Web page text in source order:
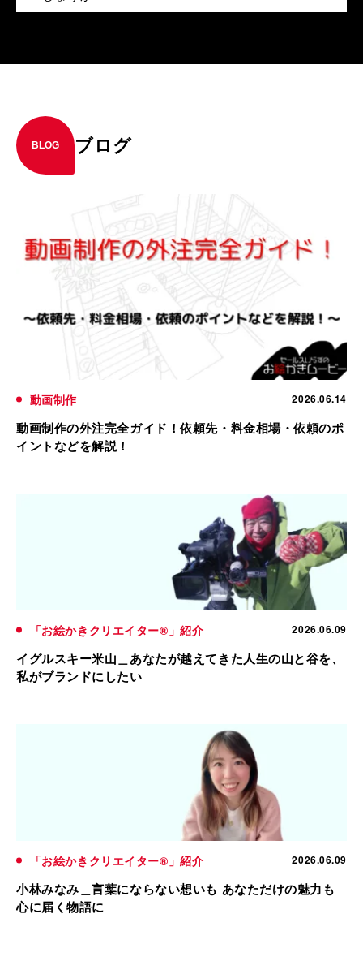
BLOG ブログ
動画制作 2026.06.14
動画制作の外注完全ガイド！依頼先・料金相場・依頼のポ
イントなどを解説！
「お絵かきクリエイター®」紹介 2026.06.09
イグルスキー米山＿あなたが越えてきた人生の山と谷を、
私がブランドにしたい
「お絵かきクリエイター®」紹介 2026.06.09
小林みなみ＿言葉にならない想いも あなただけの魅力も
心に届く物語に